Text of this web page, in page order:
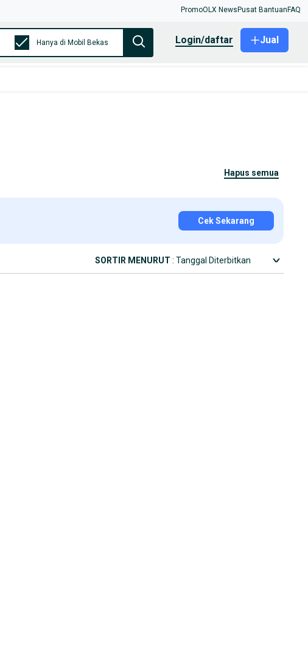
PromoOLX News Pusat Bantuan FAQ
Hanya di Mobil Bekas login/daftar Jual
hapus semua
Cek Sekarang
SORTIR MENURUT : Tanggal Diterbitkan